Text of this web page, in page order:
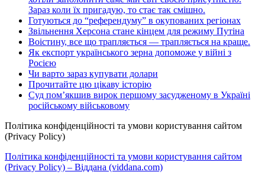
Зараз коли їх пригадую, то стає так смішно.
Готуються до “референдуму” в окупованих регіонах
Звільнення Херсона стане кінцем для режиму Путіна
Воістину, все що трапляється — трапляється на краще.
Як експорт українського зерна допоможе у війні з
Росією
Чи варто зараз купувати долари
Прочитайте цю цікаву історію
Суд пом’якшив вирок першому засудженому в Україні
російському військовому
Політика конфіденційності та умови користування сайтом
(Privacy Policy)
Політика конфіденційності та умови користування сайтом
(Privacy Policy) – Віддана (viddana.com)